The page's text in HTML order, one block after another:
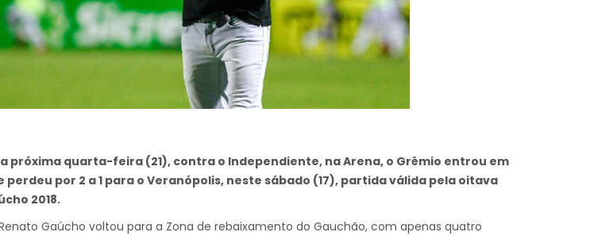
próxima quarta-feira (21), contra o Independiente, na Arena, o Grêmio entrou em
por 2 a 1 para o Veranópolis, neste sábado (17), partida válida pela oitava
2018.
Gaúcho voltou para a Zona de rebaixamento do Gauchão, com apenas quatro